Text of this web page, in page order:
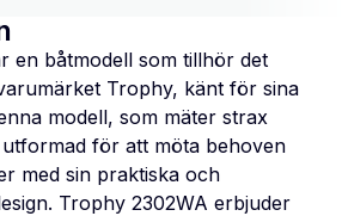
en båtmodell som tillhör det
Trophy, känt för sina
modell, som mäter strax
för att möta behoven
med sin praktiska och
Trophy 2302WA erbjuder